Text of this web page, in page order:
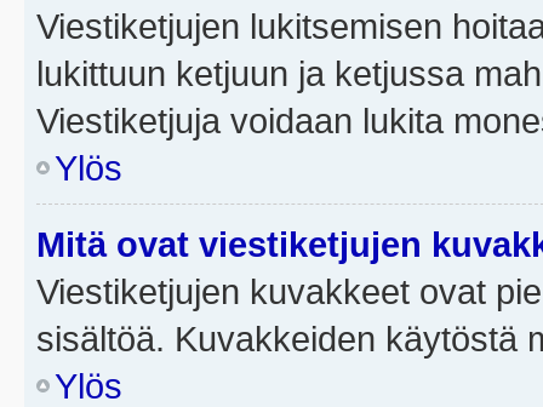
Viestiketjujen lukitsemisen
lukittuun ketjuun ja ketjussa
Viestiketjuja voidaan lukita
Ylös
Mitä ovat viestiketjujen
Viestiketjujen kuvakkeet ovat
sisältöä. Kuvakkeiden käytöstä
Ylös